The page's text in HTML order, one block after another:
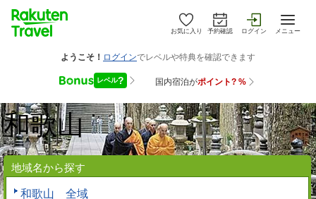
お気に入り 予約確認 ログイン メニュー
和歌山
地域名から探す
和歌山 全域